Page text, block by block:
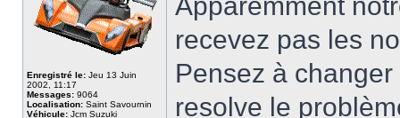
Enregistré le: Jeu 13 Juin
2002, 11:17
Messages: 9064
Localisation: Saint Savournin
Véhicule: Jcm Suzuki
recevez pas les
Pensez à
resolve le